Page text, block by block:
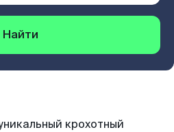
Найти
крохотный